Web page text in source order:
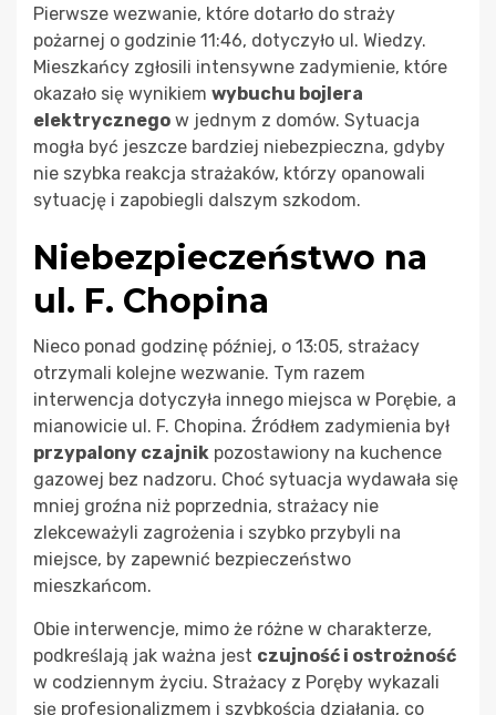
Pierwsze wezwanie, które dotarło do straży
pożarnej o godzinie 11:46, dotyczyło ul. Wiedzy.
Mieszkańcy zgłosili intensywne zadymienie, które
okazało się wynikiem wybuchu bojlera
elektrycznego w jednym z domów. Sytuacja
mogła być jeszcze bardziej niebezpieczna, gdyby
nie szybka reakcja strażaków, którzy opanowali
sytuację i zapobiegli dalszym szkodom.
Niebezpieczeństwo na
ul. F. Chopina
Nieco ponad godzinę później, o 13:05, strażacy
otrzymali kolejne wezwanie. Tym razem
interwencja dotyczyła innego miejsca w Porębie, a
mianowicie ul. F. Chopina. Źródłem zadymienia był
przypalony czajnik pozostawiony na kuchence
gazowej bez nadzoru. Choć sytuacja wydawała się
mniej groźna niż poprzednia, strażacy nie
zlekceważyli zagrożenia i szybko przybyli na
miejsce, by zapewnić bezpieczeństwo
mieszkańcom.
Obie interwencje, mimo że różne w charakterze,
podkreślają jak ważna jest czujność i ostrożność
w codziennym życiu. Strażacy z Poręby wykazali
się profesjonalizmem i szybkością działania, co